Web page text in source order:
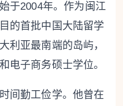
2004年。作为闽江
的首批中国大陆留学
利亚最南端的岛屿，
电子商务硕士学位。
勤工俭学。他曾在